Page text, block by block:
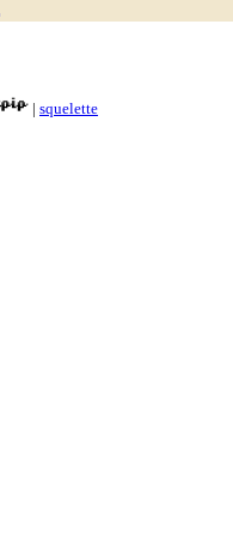
| squelette